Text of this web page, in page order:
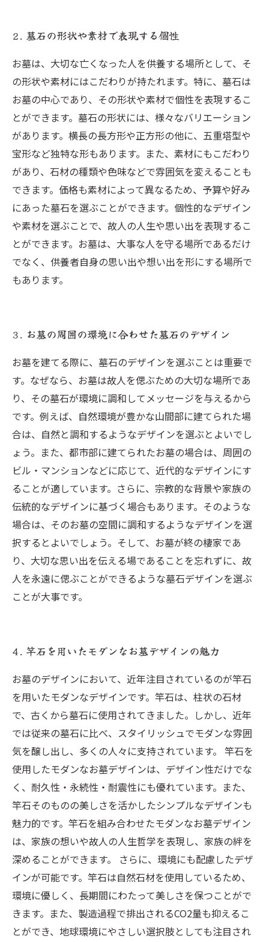
2. 墓石の形状や素材で表現する個性
お墓は、大切な亡くなった人を供養する場所として、そ
の形状や素材にはこだわりが持たれます。特に、墓石は
お墓の中心であり、その形状や素材で個性を表現するこ
とができます。墓石の形状には、様々なバリエーション
があります。横長の長方形や正方形の他に、五重塔型や
宝形など独特な形もあります。また、素材にもこだわり
があり、石材の種類や色味などで雰囲気を変えることも
できます。価格も素材によって異なるため、予算や好み
にあった墓石を選ぶことができます。個性的なデザイン
や素材を選ぶことで、故人の人生や思い出を表現するこ
とができます。お墓は、大事な人を守る場所であるだけ
でなく、供養者自身の思い出や想い出を形にする場所で
もあります。
3. お墓の周囲の環境に合わせた墓石のデザイン
お墓を建てる際に、墓石のデザインを選ぶことは重要で
す。なぜなら、お墓は故人を偲ぶための大切な場所であ
り、その墓石が環境に調和してメッセージを与えるから
です。例えば、自然環境が豊かな山間部に建てられた場
合は、自然と調和するようなデザインを選ぶとよいでし
ょう。また、都市部に建てられたお墓の場合は、周囲の
ビル・マンションなどに応じて、近代的なデザインにす
ることが適しています。さらに、宗教的な背景や家族の
伝統的なデザインに基づく場合もあります。そのような
場合は、そのお墓の空間に調和するようなデザインを選
択するとよいでしょう。そして、お墓が終の棲家であ
り、大切な思い出を伝える場であることを忘れずに、故
人を永遠に偲ぶことができるような墓石デザインを選ぶ
ことが大事です。
4. 竿石を用いたモダンなお墓デザインの魅力
お墓のデザインにおいて、近年注目されているのが竿石
を用いたモダンなデザインです。竿石は、柱状の石材
で、古くから墓石に使用されてきました。しかし、近年
では従来の墓石に比べ、スタイリッシュでモダンな雰囲
気を醸し出し、多くの人々に支持されています。 竿石を
使用したモダンなお墓デザインは、デザイン性だけでな
く、耐久性・永続性・耐震性にも優れています。また、
竿石そのものの美しさを活かしたシンプルなデザインも
魅力的です。竿石を組み合わせたモダンなお墓デザイン
は、家族の想いや故人の人生哲学を表現し、家族の絆を
深めることができます。 さらに、環境にも配慮したデザ
インが可能です。竿石は自然石材を使用しているため、
環境に優しく、長期間にわたって美しさを保つことがで
きます。また、製造過程で排出されるCO2量も抑えるこ
とができ、地球環境にやさしい選択肢としても注目され